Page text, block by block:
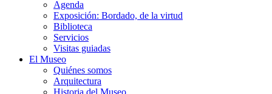
Agenda
Exposición: Bordado, de la virtud
Biblioteca
Servicios
Visitas guiadas
El Museo
Quiénes somos
Arquitectura
Historia del Museo